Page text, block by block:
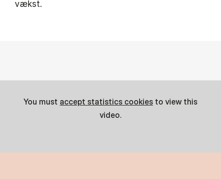
vækst.
You must accept statistics cookies to view this
video.